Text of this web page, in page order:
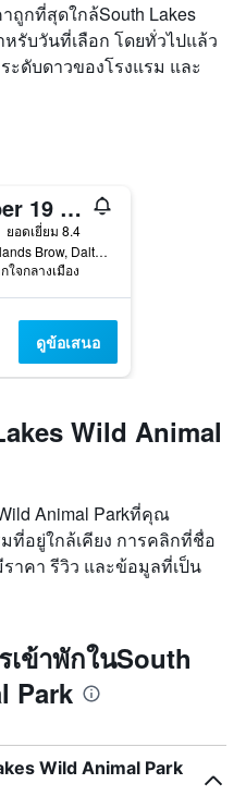
กที่สุดใกล้South Lakes
หรับวันที่เลือก โดยทั่วไปแล้ว
ะดับดาวของโรงแรม และ
Number 19 Guesthouse
ยอดเยี่ยม 8.4
19, Crooklands Brow, Dalton-in-Furness, สหราชอาณาจักร
ใจกลางเมือง
ดูข้อเสนอ
Wild Animal
Animal Parkที่คุณ
ที่อยู่ใกล้เคียง การคลิกที่ชื่อ
าคา รีวิว และข้อมูลที่เป็น
เข้าพักในSouth
Park
Wild Animal Park